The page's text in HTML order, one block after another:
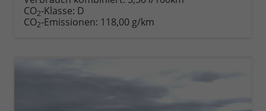
CO2-Klasse: D
CO2-Emissionen: 118,00 g/km